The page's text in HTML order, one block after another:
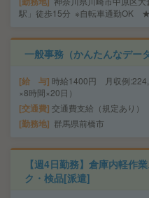
駅」徒歩15分 ※自転車通勤OK ★
一般事務（かんたんなデー
給 与 時給1400円 月収例
×8時間×20日）
交通費 交通費支給（規定あり）
勤務地 群馬県前橋市
【週4日勤務】倉庫内軽作
ク・検品[派遣]